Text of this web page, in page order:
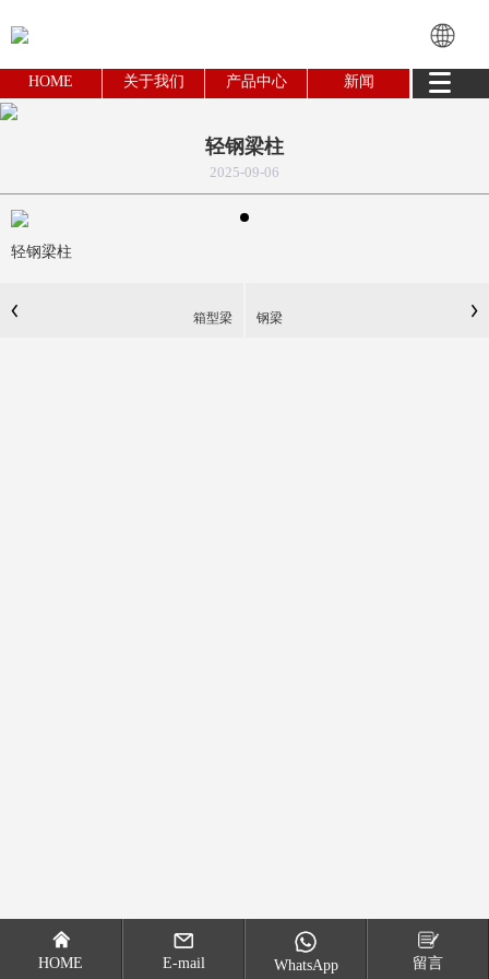
HOME 关于我们 产品中心 新闻
轻钢梁柱
2025-09-06
轻钢梁柱
箱型梁 钢梁
HOME E-mail WhatsApp 留言